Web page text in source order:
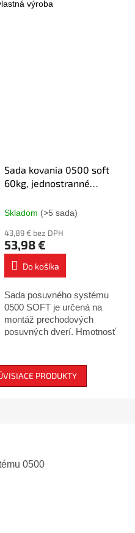
výroba
Sada kovania 0500 soft
60kg, jednostranné
Skladom (>5 sada)
43,89 € bez DPH
53,98 €
Do košíka
Sada posuvného systému
0500 SOFT je určená na
montáž prechodových
posuvných dverí. Hmotnosť
firmy KOBLENZ sú
vybavené anti...
PRODUKTY
0500